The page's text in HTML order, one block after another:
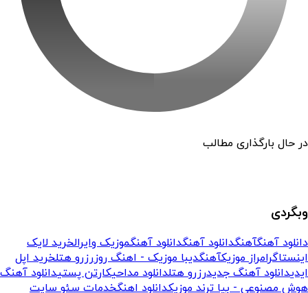
در حال بارگذاری مطالب
وبگردی
دانلود آهنگآهنگدانلود آهنگدانلود آهنگموزیک وایرالخرید لایک
اینستاگرامراز موزیکآهنگدیبا موزیک - اهنگ روزرزرو هتلخرید اپل
ایدیدانلود آهنگ جدیدرزرو هتلدانلود مداحیکارتن پستیدانلود آهنگ
هوش مصنوعی - بیا ترند موزیکدانلود اهنگخدمات سئو سایت